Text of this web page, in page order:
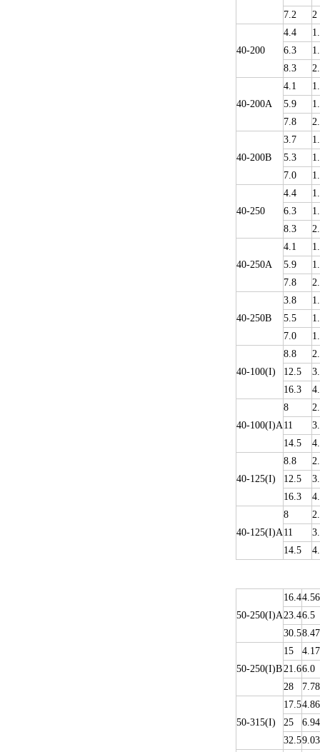
7.2
2
40-200
4.4
6.3
8.3
40-200A
4.1
5.9
7.8
40-200B
3.7
5.3
7.0
40-250
4.4
6.3
8.3
40-250A
4.1
5.9
7.8
40-250B
3.8
5.5
7.0
40-100(I)
8.8
12.5
16.3
40-100(I)A
8
11
14.5
40-125(I)
8.8
12.5
16.3
40-125(I)A
8
11
14.5
50-250(I)A
16.44.56
23.46.5
30.58.47
50-250(I)B
15
4.17
21.66.0
28
7.78
50-315(I)
17.54.86
25
6.94
32.59.03